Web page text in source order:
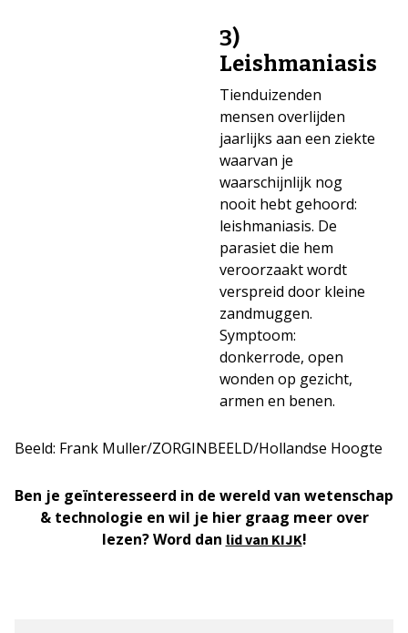
3)
Leishmaniasis
Tienduizenden
mensen overlijden
jaarlijks aan een ziekte
waarvan je
waarschijnlijk nog
nooit hebt gehoord:
leishmaniasis. De
parasiet die hem
veroorzaakt wordt
verspreid door kleine
zandmuggen.
Symptoom:
donkerrode, open
wonden op gezicht,
armen en benen.
Beeld: Frank Muller/ZORGINBEELD/Hollandse Hoogte
Ben je geïnteresseerd in de wereld van wetenschap
& technologie en wil je hier graag meer over
lezen? Word dan lid van KIJK!